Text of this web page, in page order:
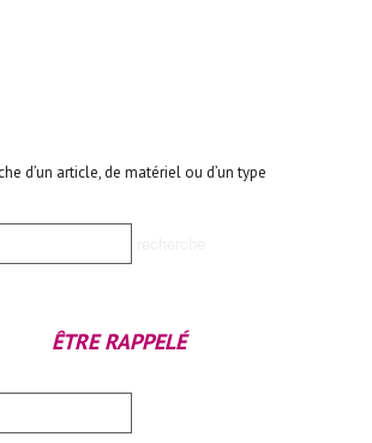
d’un article, de matériel ou d’un type
ÊTRE RAPPELÉ